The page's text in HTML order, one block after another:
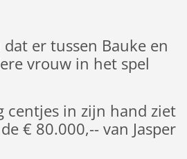
er tussen Bauke en
vrouw in het spel
centjes in zijn hand ziet
€ 80.000,-- van Jasper